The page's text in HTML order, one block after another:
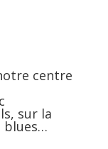
centre
sur la
blues…